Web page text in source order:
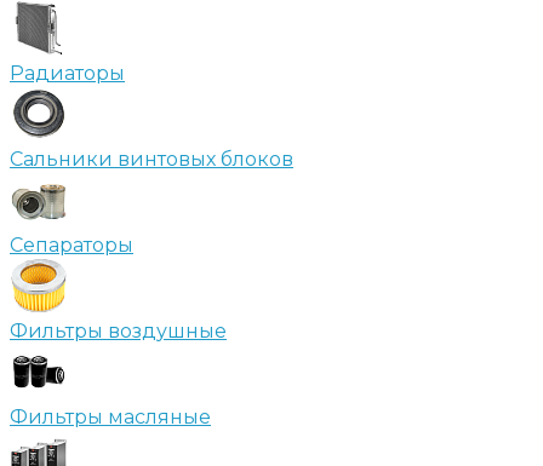
Радиаторы
Сальники винтовых блоков
Сепараторы
Фильтры воздушные
Фильтры масляные